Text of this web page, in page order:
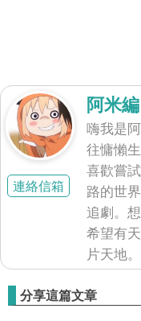
連絡信箱
阿米編
嗨我是
往慵懶
喜歡嘗
路的世
追劇。
希望有
片天地。
分享這篇文章